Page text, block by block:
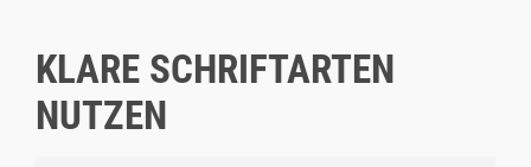
KLARE SCHRIFTARTEN
NUTZEN